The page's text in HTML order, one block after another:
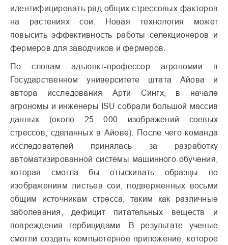
идентифицировать ряд общих стрессовых факторов
на растениях сои. Новая технология может
повысить эффективность работы селекционеров и
фермеров для заводчиков и фермеров.
По словам адъюнкт-профессор агрономии в
Государственном университете штата Айова и
автора исследования Арти Сингх, в начале
агрономы и инженеры ISU собрали большой массив
данных (около 25 000 изображений соевых
стрессов, сделанных в Айове). После чего команда
исследователей принялась за разработку
автоматизированной системы машинного обучения,
которая смогла бы отыскивать образцы по
изображениям листьев сои, подверженных восьми
общим источникам стресса, таким как различные
заболевания, дефицит питательных веществ и
повреждения гербицидами. В результате ученые
смогли создать компьютерное приложение, которое